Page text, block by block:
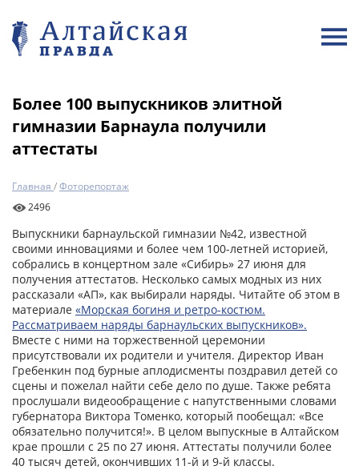
Более 100 выпускников элитной
гимназии Барнаула получили
аттестаты
Главная /Фоторепортаж
2496
Выпускники барнаульской гимназии №42, известной
своими инновациями и более чем 100-летней историей,
собрались в концертном зале «Сибирь» 27 июня для
получения аттестатов. Несколько самых модных из них
рассказали «АП», как выбирали наряды. Читайте об этом в
материале «Морская богиня и ретро-костюм.
Рассматриваем наряды барнаульских выпускников».
Вместе с ними на торжественной церемонии
присутствовали их родители и учителя. Директор Иван
Гребенкин под бурные аплодисменты поздравил детей со
сцены и пожелал найти себе дело по душе. Также ребята
прослушали видеообращение с напутственными словами
губернатора Виктора Томенко, который пообещал: «Все
обязательно получится!». В целом выпускные в Алтайском
крае прошли с 25 по 27 июня. Аттестаты получили более
40 тысяч детей, окончивших 11-й и 9-й классы.